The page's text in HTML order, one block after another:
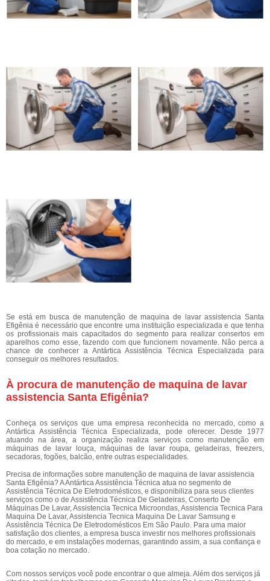
Se está em busca de manutenção de maquina de lavar assistencia Santa
Efigênia é necessário que encontre uma instituição especializada e que tenha
os profissionais mais capacitados do segmento para realizar consertos em
aparelhos como esse, fazendo com que funcionem novamente. Não perca a
chance de conhecer a Antártica Assistência Técnica Especializada para
conseguir os melhores resultados.
À procura de manutenção de maquina de lavar
assistencia Santa Efigênia?
Conheça os serviços que uma empresa reconhecida no mercado, como a
Antártica Assistência Técnica Especializada, pode oferecer. Desde 1977
atuando na área, a organização realiza serviços como manutenção em
máquinas de lavar louça, máquinas de lavar roupa, geladeiras, freezers,
secadoras, fogões, balcão, entre outras especialidades.
Precisa de informações sobre manutenção de maquina de lavar assistencia
Santa Efigênia? A Antártica Assistência Técnica atua no segmento de
Assistência Técnica De Eletrodomésticos, e disponibiliza para seus clientes
serviços como o de Assistência Técnica De Geladeiras, Conserto De
Máquinas De Lavar, Assistencia Tecnica Microondas, Assistencia Tecnica Para
Maquina De Lavar, Assistencia Tecnica Maquina De Lavar Samsung e
Assistência Técnica De Eletrodomésticos Em São Paulo. Para uma maior
satisfação dos clientes, a empresa busca investir nos melhores profissionais
do mercado, e em instalações modernas, garantindo assim, a sua confiança e
boa cotação no mercado.
Com nossos serviços você pode encontrar o que almeja. Além dos serviços já